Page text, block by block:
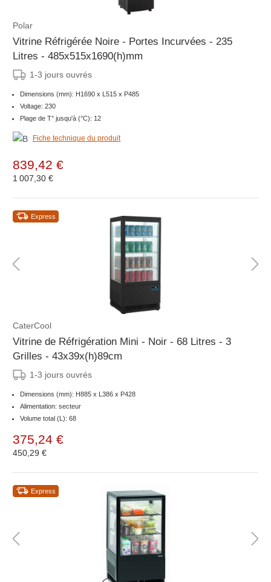
Polar
Vitrine Réfrigérée Noire - Portes Incurvées - 235
Litres - 485x515x1690(h)mm
1-3 jours ouvrés
Dimensions (mm): H1690 x L515 x P485
Voltage: 230
Plage de T° jusqu'à (°C): 12
Fiche technique du produit
839,42 €
1 007,30 €
Express
CaterCool
Vitrine de Réfrigération Mini - Noir - 68 Litres - 3
Grilles - 43x39x(h)89cm
1-3 jours ouvrés
Dimensions (mm): H885 x L386 x P428
Alimentation: secteur
Volume total (L): 68
375,24 €
450,29 €
Express